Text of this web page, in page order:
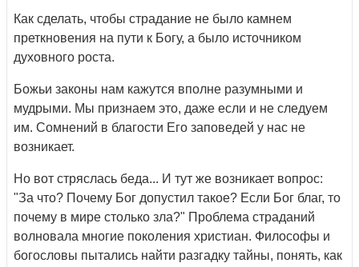
Как сделать, чтобы страдание не было камнем
преткновения на пути к Богу, а было источником
духовного роста.
Божьи законы нам кажутся вполне разумными и
мудрыми. Мы признаем это, даже если и не следуем
им. Сомнений в благости Его заповедей у нас не
возникает.
Но вот стряслась беда... И тут же возникает вопрос:
"За что? Почему Бог допустил такое? Если Бог благ, то
почему в мире столько зла?" Проблема страданий
волновала многие поколения христиан. Философы и
богословы пытались найти разгадку тайны, понять, как